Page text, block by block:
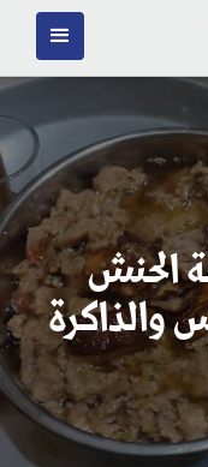
الحنش
والذاكرة